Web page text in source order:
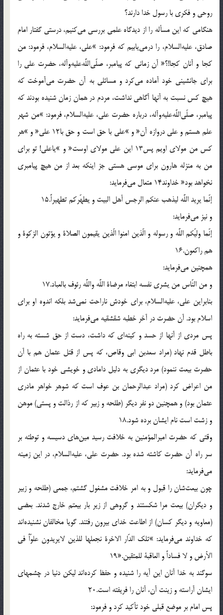
روحى و فكرى با رسول خدا دارند؟
هنگامى كه اين مسأله را از ديدگاه علمى بررسى مى‌كنيم، درستى گفتار امام
صادق، عليه‌السلام، را درمى‌يابيم كه فرمود: »على، عليه‌السلام، فرمود: من
كجا و آنان كجا!؟« آن زمانى كه پيامبر، صلّى‌اللَّه‌عليه‌وآله، حضرت على را
براى جانشينى خود آماده مى‌كرد و مسائلى به آن حضرت مى‌آموخت كه
هيچ كس نسبت به آنها آگاهى نداشت، مردم در همان زمان شنيده بودند كه
پيامبر، صلّى‌اللَّه‌عليه‌وآله، درباره حضرت على، عليه‌السلام، فرمود: »من شهر
علم هستم و على دروازه آن« و »على با حق است و حق با12 على« و »هر
كس من مولاى اويم پس13 اين على مولاى اوست« و »ياعلى! تو براى
من به منزله هارون براى موسى هستى جز اينكه بعد از من هيچ پيامبرى
نخواهد بود« خداوند14 متعال مى‌فرمايد:
إنّما يريد اللَّه ليذهب عنكم الرجس أهل البيت و يطهّركم تطهيراً.15
و نيز مى‌فرمايد:
إنّما وليّكم اللَّه و رسوله و الّذين امنوا الّذين يقيمون الصلاة و يؤتون الزكوة و
هم راكعون.16
همچنين مى‌فرمايد:
و من النّاس من يشرى نفسه ابتغاء مرضاة اللَّه واللَّه رئوف بالعباد.17
بنابراين على، عليه‌السلام، براى خودش ناراحت نمى‌شد بلكه اندوه او براى
اسلام بود. آن حضرت در آخر خطبه شقشقيه مى‌فرمايد:
پس مردى از آنها از حسد و كينه‌اى كه داشت، دست از حق شسته به راه
باطل قدم نهاد (مراد سعدبن ابى وقاص، كه پس از قتل عثمان هم با آن
حضرت بيعت ننمود) مرد ديگرى به دليل دامادى و خويشى خود با عثمان از
من اعراض كرد (مراد عبدالرحمان بن عوف است كه شوهر خواهر مادرى
عثمان بود) و همچنين دو نفر ديگر (طلحه و زبير كه از رذالت و پستى) موهن
و زشت است نام ايشان برده شود.18
وقتى كه حضرت اميرالمؤمنين به خلافت رسيد مين‌هاى دسيسه و توطئه بر
سر راه آن حضرت كاشته شده بود. حضرت على، عليه‌السلام، در اين زمينه
مى‌فرمايد:
چون بيعت‌شان را قبول و به امر خلافت مشغول گشتم، جمعى (طلحه و زبير
و ديگران) بيعت مرا شكستند و گروهى از زير بار بيعتم خارج شدند. بعضى
(معاويه و ديگر كسان) از اطاعت خداى بيرون رفتند. گويا مخالفان نشنيده‌اند
كه خداوند مى‌فرمايد: »تلك الدّار الاخرة نجعلها للذين لايريدون علوّاً فى
الأرض و لا فساداً و العاقبة للمتقين.«19
سوگند به خدا آنان اين آيه را شنيده و حفظ كرده‌اند ليكن دنيا در چشمهاى
ايشان آراسته و زينت آن، آنان را فريفته است.20
پس امام بر موضع قبلى خود تأكيد كرد و فرمود: